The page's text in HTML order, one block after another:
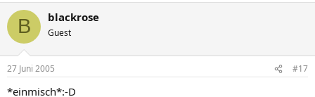
B blackrose
Guest
27 Juni 2005 #17
*einmisch*:-D